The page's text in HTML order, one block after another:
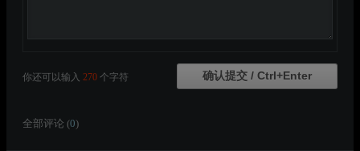
你还可以输入 270 个字符
全部评论 (0)